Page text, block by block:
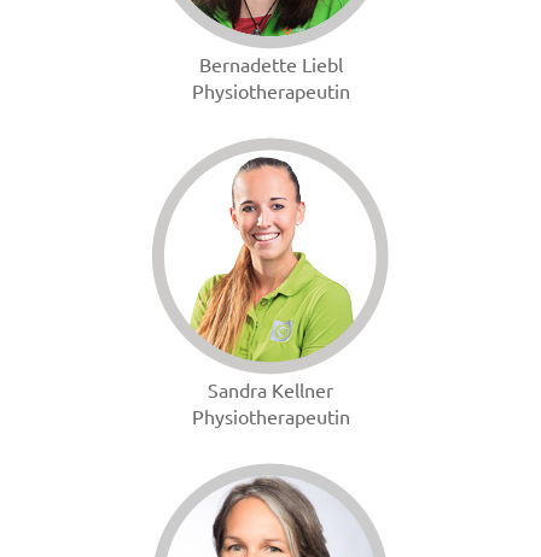
Bernadette Liebl
Physiotherapeutin
Sandra Kellner
Physiotherapeutin